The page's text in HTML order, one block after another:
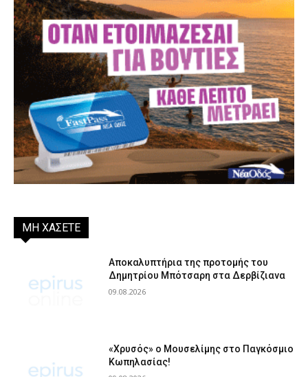
ΜΗ ΧΑΣΕΤΕ
Αποκαλυπτήρια της προτομής του
Δημητρίου Μπότσαρη στα Δερβίζιανα
09.08.2026
«Χρυσός» ο Μουσελίμης στο Παγκόσμιο
Κωπηλασίας!